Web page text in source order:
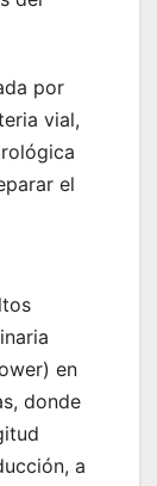
por
vial,
el
en
donde
a